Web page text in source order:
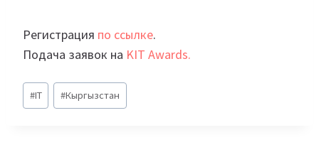
Регистрация по ссылке.
Подача заявок на KIT Awards.
Метки
записи:
#IT #Кыргызстан